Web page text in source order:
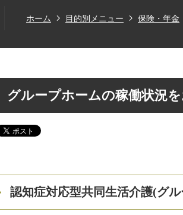
ホーム 目的別メニュー 保険・年金
グループホームの稼働状況
認知症対応型共同生活介護(グ